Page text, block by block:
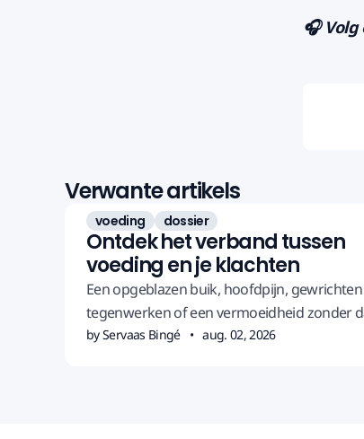
🎧
Verwante artikels
voeding dossier
Ontdek het verband tussen
voeding en je klachten
Een opgeblazen buik, hoofdpijn,
tegenwerken of een vermoeidheid zonder
iets te zien is in het bloed.
by Servaas Bingé aug. 02, 2026